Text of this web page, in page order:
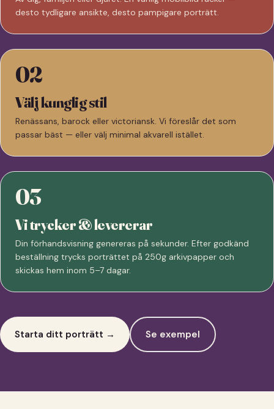
desto tydligare ansikte, desto pampigare porträtt.
02
Välj kunglig stil
Renässans, barock eller victoriansk. Vi föreslår det som
passar bäst — eller välj minimal akvarell istället.
03
Vi trycker & levererar
Din förhandsvisning genereras på sekunder. Efter godkänd
beställning trycks porträttet på 250g arkivpapper och
skickas hem inom 5–7 dagar.
Starta ditt porträtt → Se exempel